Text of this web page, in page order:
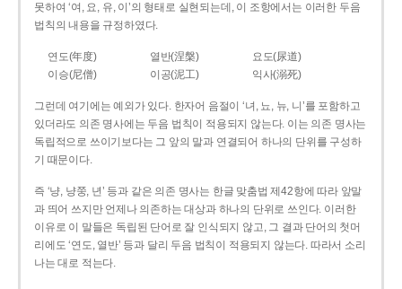
못하여 ‘여, 요, 유, 이’의 형태로 실현되는데, 이 조항에서는 이러한 두음
법칙의 내용을 규정하였다.
연도(年度) 열반(涅槃)
요도(尿道)
이승(尼僧)
이공(泥工) 익사(溺死)
그런데 여기에는 예외가 있다. 한자어 음절이 ‘녀, 뇨, 뉴, 니’를 포함하고
있더라도 의존 명사에는 두음 법칙이 적용되지 않는다. 이는 의존 명사는
독립적으로 쓰이기보다는 그 앞의 말과 연결되어 하나의 단위를 구성하
기 때문이다.
즉 ‘냥, 냥쭝, 년’ 등과 같은 의존 명사는 한글 맞춤법 제42항에 따라 앞말
과 띄어 쓰지만 언제나 의존하는 대상과 하나의 단위로 쓰인다. 이러한
이유로 이 말들은 독립된 단어로 잘 인식되지 않고, 그 결과 단어의 첫머
리에도 ‘연도, 열반’ 등과 달리 두음 법칙이 적용되지 않는다. 따라서 소리
나는 대로 적는다.